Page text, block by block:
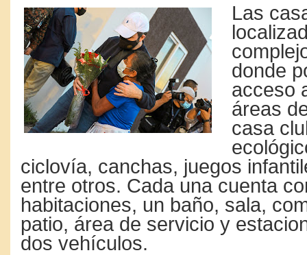
Las
donde
acceso
áreas
casa
ciclovía, canchas, juegos
entre otros. Cada una cuenta
habitaciones, un baño, sala,
patio, área de servicio y
dos vehículos.